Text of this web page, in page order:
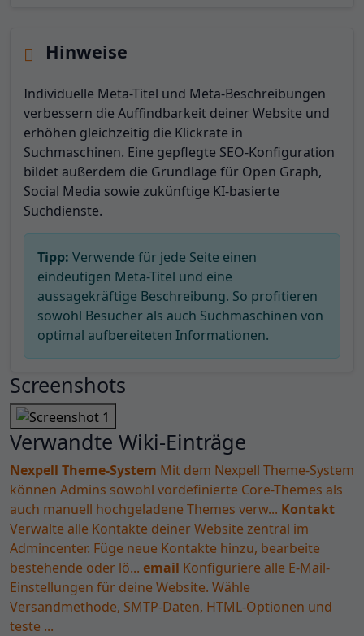
Hinweise
Individuelle Meta-Titel und Meta-Beschreibungen
verbessern die Auffindbarkeit deiner Website und
erhöhen gleichzeitig die Klickrate in
Suchmaschinen. Eine gepflegte SEO-Konfiguration
bildet außerdem die Grundlage für Open Graph,
Social Media sowie zukünftige KI-basierte
Suchdienste.
Tipp: Verwende für jede Seite einen
eindeutigen Meta-Titel und eine
aussagekräftige Beschreibung. So profitieren
sowohl Besucher als auch Suchmaschinen von
optimal aufbereiteten Informationen.
Screenshots
Verwandte Wiki-Einträge
Nexpell Theme-System Mit dem Nexpell Theme-System
können Admins sowohl vordefinierte Core-Themes als
auch manuell hochgeladene Themes verw... Kontakt
Verwalte alle Kontakte deiner Website zentral im
Admincenter. Füge neue Kontakte hinzu, bearbeite
bestehende oder lö... email Konfiguriere alle E-Mail-
Einstellungen für deine Website. Wähle
Versandmethode, SMTP-Daten, HTML-Optionen und
teste ...